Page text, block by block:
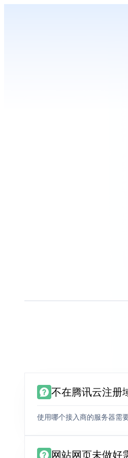
不在腾讯云注册
使用哪个接入商的服务器需
网站网页未做好